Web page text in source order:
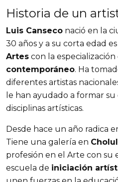
Historia de un
Luis Canseco nació en la
30 años y a su corta edad
Artes con la especialización
contemporáneo. Ha
diferentes artistas
le han ayudado a formar
disciplinas artísticas.
Desde hace un año radica
Tiene una galería en
profesión en el Arte con su
escuela de iniciación